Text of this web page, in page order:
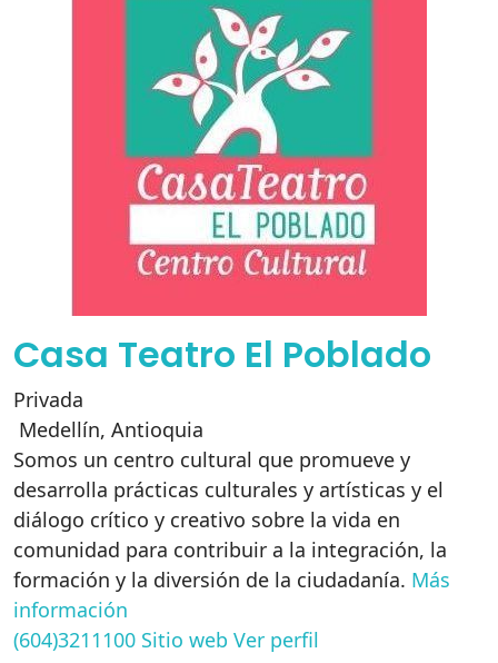
Casa Teatro El Poblado
Privada
Medellín, Antioquia
Somos un centro cultural que promueve y
desarrolla prácticas culturales y artísticas y el
diálogo crítico y creativo sobre la vida en
comunidad para contribuir a la integración, la
formación y la diversión de la ciudadanía. Más
información
(604)3211100 Sitio web Ver perfil